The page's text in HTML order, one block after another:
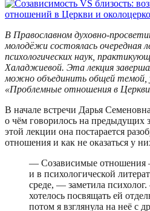
В Православном духовно-
молодёжи состоялась очередная
психологических наук,
Халаджиевой. Эта лекция
можно объединить общей темой,
«Проблемные отношения в Церкви
В начале встречи Дарья
о чём говорилось на предыдущих
этой лекции она постарается
отношения и как не оказаться у
— Созависимые отношения
и в психологической
среде, — заметила
хотелось посвящать ей
потом я взглянула на неё с